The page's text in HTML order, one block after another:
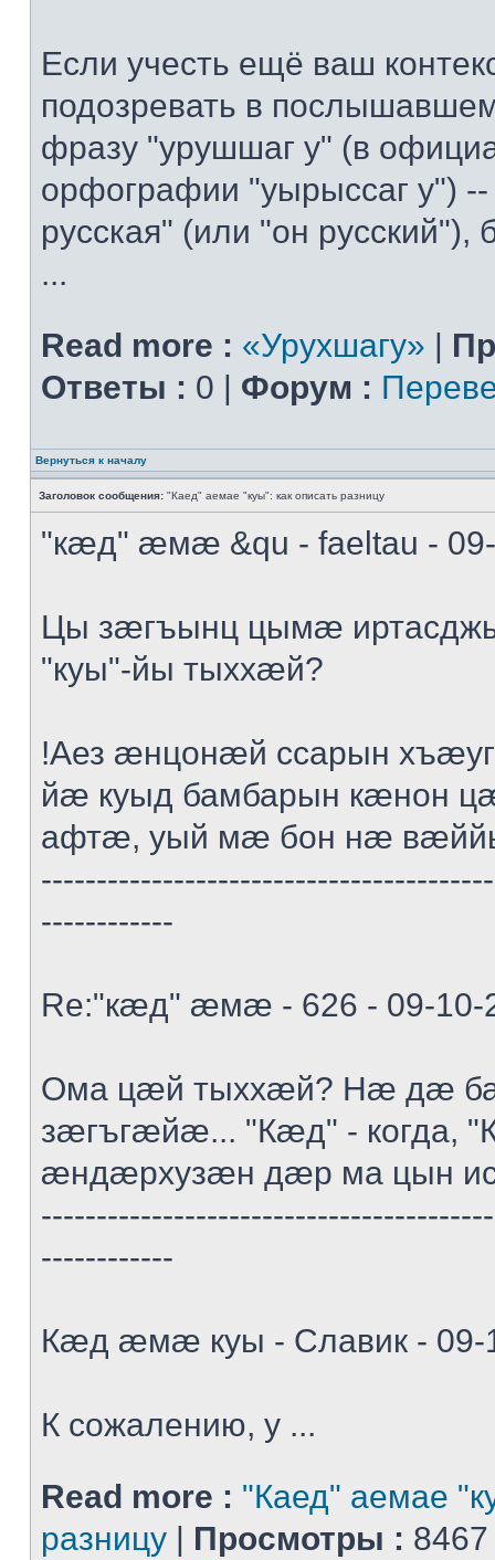
Если учесть ещё ваш
подозревать в
фразу "урушшаг у" (в
орфографии "уырыссаг у") --
русская" (или "он русский"),
...
Read more : «Урухшагу» |
Ответы : 0 | Форум :
Вернуться к началу
Заголовок сообщения: "Каед" аемае "куы": как описать разницу
"кæд" æмæ &qu - faeltau -
Цы зæгъынц цымæ
"куы"-йы тыххæй?
!Аез æнцонæй ссарын
йæ куыд бамбарын кæнон
афтæ, уый мæ бон нæ
------------
Re:"кæд" æмæ - 626 - 09-10-
Ома цæй тыххæй? Нæ дæ
зæгъгæйæ... "Кæд" - когда,
æндæрхузæн дæр ма цын
------------
Кæд æмæ куы - Славик - 09-
К сожалению, у ...
Read more : "Каед" аемае
разницу | Просмотры :